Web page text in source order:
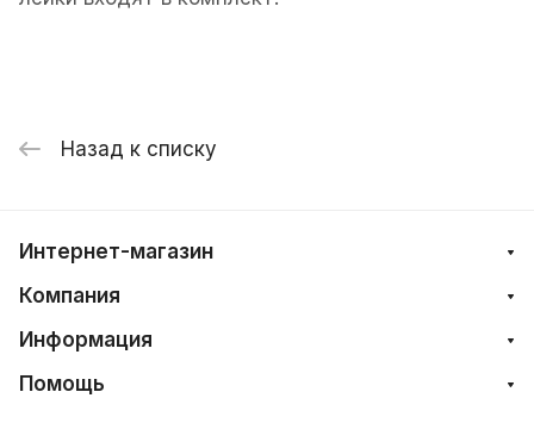
Назад к списку
Интернет-магазин
Компания
Информация
Помощь